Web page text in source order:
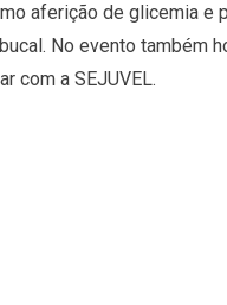
aferição de glicemia e
No evento também
com a SEJUVEL.